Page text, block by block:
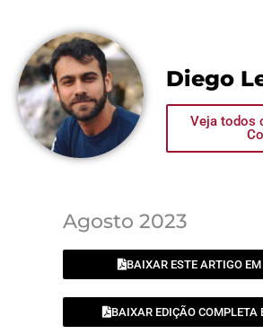
Diego
Veja todos
Agosto 2023
BAIXAR ESTE ARTIGO EM
BAIXAR EDIÇÃO COMPLETA